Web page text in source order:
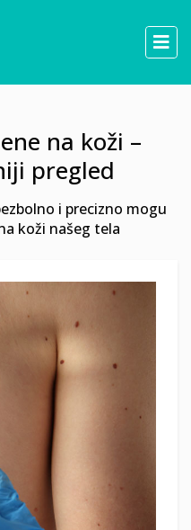
na koži –
pregled
i precizno mogu
koži našeg tela